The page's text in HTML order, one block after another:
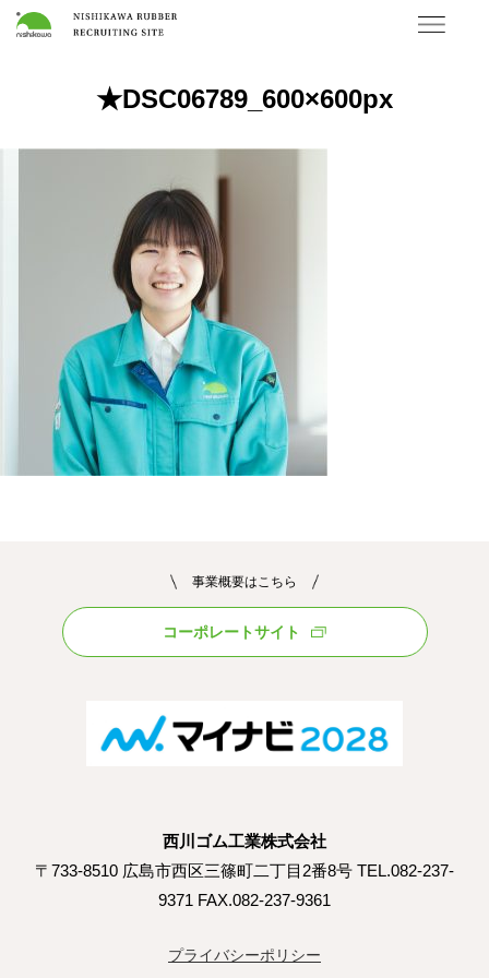
★DSC06789_600×600px
事業概要はこちら
コーポレートサイト
西川ゴム工業株式会社
〒733-8510 広島市西区三篠町二丁目2番8号 TEL.082-237-
9371 FAX.082-237-9361
プライバシーポリシー